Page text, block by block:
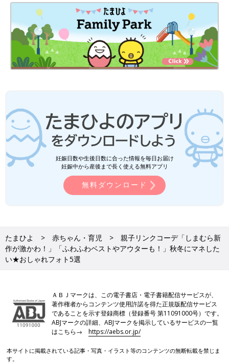
妊娠日数や生後日数に合った情報を毎日お届け
妊娠中から産後まで長く使える無料アプリ
無料ダウンロード
たまひよ 赤ちゃん・育児
親子リンクコーデ「しまむら新
作が激かわ！」「ふわふわベストやアウターも！」秋冬にマネした
い★おしゃれフォト5選
ＡＢＪマークは、この電子書店・電子書籍配信サービスが、
著作権者からコンテンツ使用許諾を得た正規版配信サービス
であることを示す登録商標（登録番号 第11091000号）です。
ABJマークの詳細、ABJマークを掲示しているサービスの一覧
はこちら→https://aebs.or.jp/
本サイトに掲載されている記事・写真・イラスト等のコンテンツの無断転載を禁じま
す。